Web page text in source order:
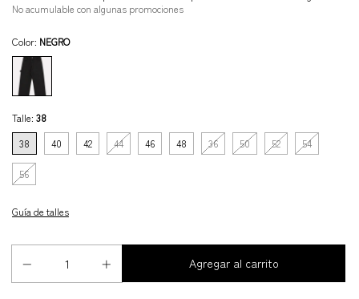
No acumulable con algunas promociones
Color: NEGRO
Talle: 38
38
40 42 44 46 48 36 50 52 54
56
Guía de talles